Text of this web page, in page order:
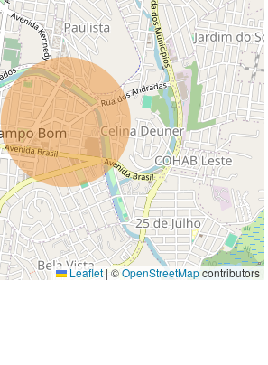
Leaflet |©OpenStreetMapcontributors